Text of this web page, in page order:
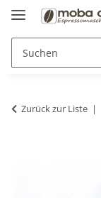
Zurück zur Liste